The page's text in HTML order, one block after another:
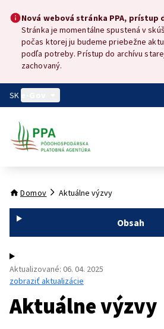
Preskočiť na hlavný obsah
Nová webová stránka PPA, prístup do
Nová webová stránka PPA, prístup
Stránka je momentálne spustená v
počas ktorej ju budeme priebežne
podľa potreby. Prístup do archívu
zachovaný.
SK
Domov Aktuálne výzvy
Obsah
Aktualizované: 06. 04. 2025
zobraziť aktualizácie
Aktuálne výzvy